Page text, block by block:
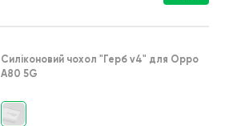
Силіконовий чохол "Герб v4" для Oppo
A80 5G